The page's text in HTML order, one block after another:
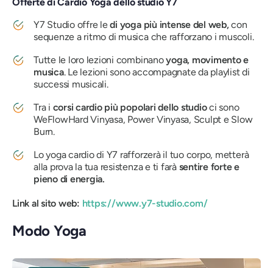
Y7 Studio offre ledi yoga più intense del web,con
sequenze a ritmo di musica che rafforzano i muscoli.
Tutte le loro lezioni combinanoyoga, movimento e
musica. Le lezioni sono accompagnate da playlist di
successi musicali.
Tra i corsi cardio più popolari dello studioci sono
WeFlowHard Vinyasa, Power Vinyasa, Sculpt e Slow
Burn.
Lo yoga cardio di Y7 rafforzerà il tuo corpo, metterà
alla prova la tua resistenza e ti farà sentire forte e
pieno di energia.
Link al sito web: https://www.y7-studio.com/
Modo Yoga